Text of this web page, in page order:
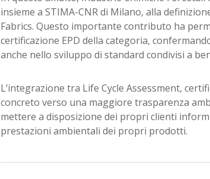
insieme a STIMA-CNR di Milano, alla
Fabrics. Questo importante contributo ha
certificazione EPD della categoria,
anche nello sviluppo di standard condivisi a
L’integrazione tra Life Cycle Assessment,
concreto verso una maggiore trasparenza
mettere a disposizione dei propri clienti
prestazioni ambientali dei propri prodotti.